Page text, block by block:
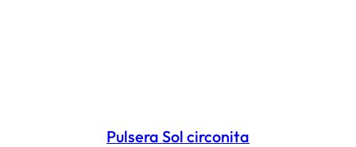
Pulsera Sol circonita